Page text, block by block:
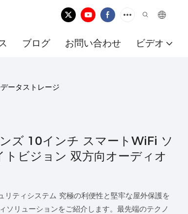
ブログ お問い合わせ ビデオ
ータストレージ
ズ 10インチ スマートWiFi ソ
ビジョン 双方向オーディオ
ティシステム 究極の利便性と堅牢な屋外保護を
ソリューションをご紹介します。最先端のテクノ